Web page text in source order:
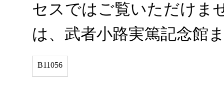
セスではご覧いただけま
は、武者小路実篤記念館
B11056